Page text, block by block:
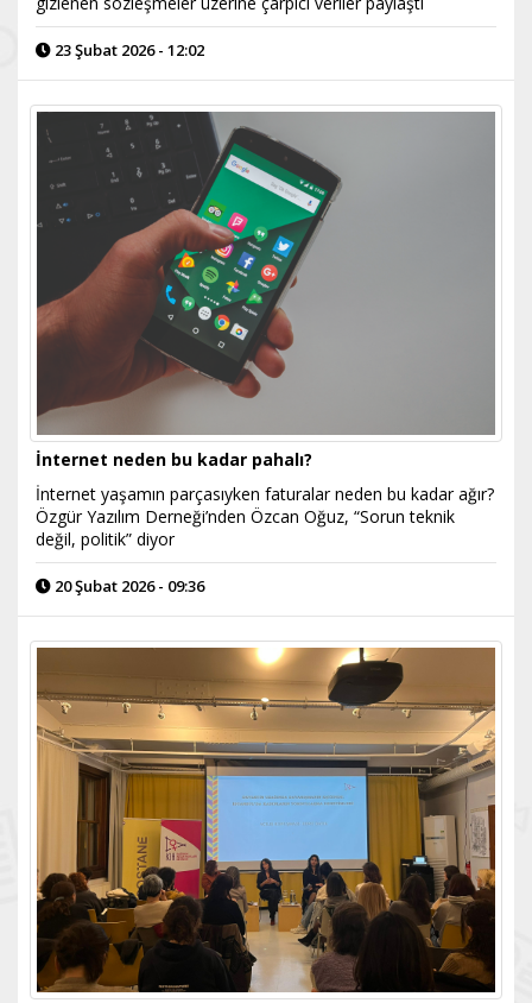
23 Şubat 2026 - 12:02
İnternet neden bu kadar pahalı?
İnternet yaşamın parçasıyken faturalar neden bu kadar ağır?
Özgür Yazılım Derneği’nden Özcan Oğuz, “Sorun teknik
değil, politik” diyor
20 Şubat 2026 - 09:36